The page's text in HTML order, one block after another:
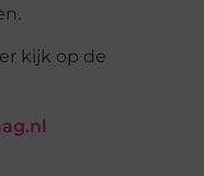
kijk op de